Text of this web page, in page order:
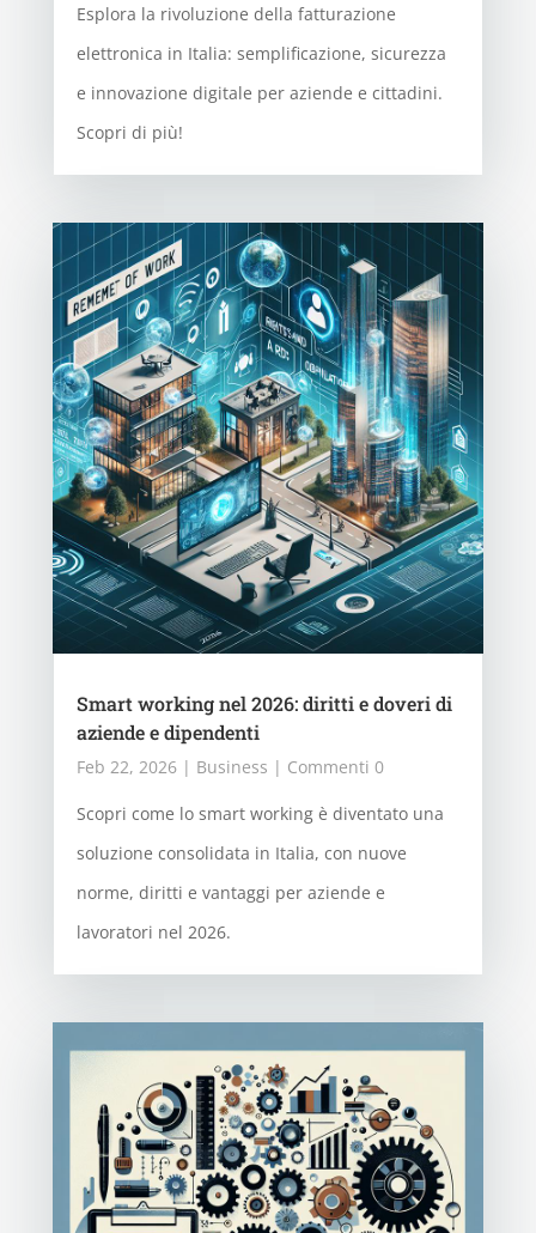
Esplora la rivoluzione della fatturazione
elettronica in Italia: semplificazione, sicurezza
e innovazione digitale per aziende e cittadini.
Scopri di più!
Smart working nel 2026: diritti e doveri di
aziende e dipendenti
Feb 22, 2026| Business | Commenti 0
Scopri come lo smart working è diventato una
soluzione consolidata in Italia, con nuove
norme, diritti e vantaggi per aziende e
lavoratori nel 2026.